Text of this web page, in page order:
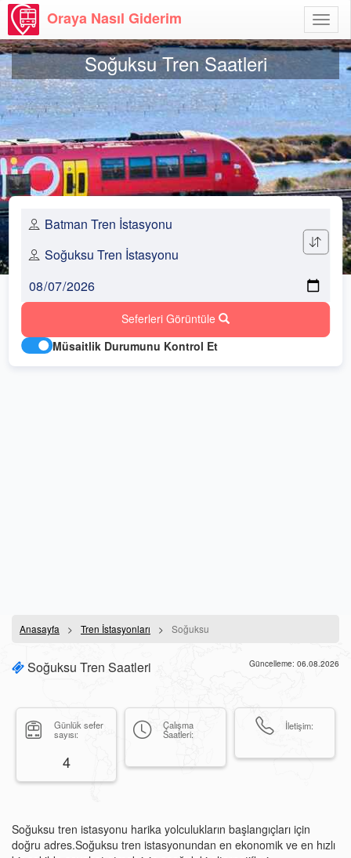
Aç
Oraya Nasıl Giderim
Soğuksu Tren Saatleri
Seferleri Görüntüle
Müsaitlik Durumunu Kontrol Et
Anasayfa Tren İstasyonları Soğuksu
Soğuksu Tren Saatleri Güncelleme: 06.08.2026
Günlük sefer
sayısı:
4
Çalışma
Saatleri:
İletişim:
Soğuksu tren istasyonu harika yolculukların başlangıçları için
doğru adres.Soğuksu tren istasyonundan en ekonomik ve en hızlı